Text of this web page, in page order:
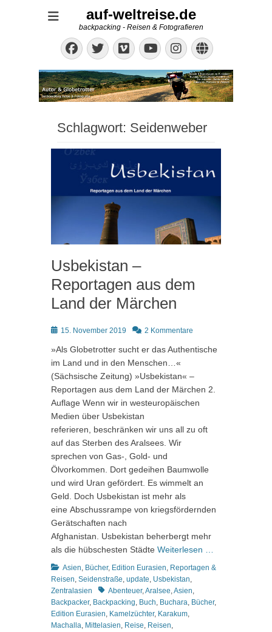
auf-weltreise.de
backpacking - Reisen & Fotografieren
Facebook
Twitter
Vimeo
YouTube
Instagram
Website
Schlagwort: Seidenweber
Usbekistan –
Reportagen aus dem
Land der Märchen
Posted15. November 2019 2 Kommentare
»Als Globetrotter sucht er das Authentische
im Land und in den Menschen…«
(Sächsische Zeitung) »Usbekistan« –
Reportagen aus dem Land der Märchen 2.
Auflage Wenn wir in westeuropäischen
Medien über Usbekistan
referieren, beschränken wir uns all zu oft
auf das Sterben des Aralsees. Wir
sprechen von Gas-, Gold- und
Ölvorkommen. Dort gedeihen Baumwolle
und wird Uran gefördert. Es wimmelt an
Geld. Doch Usbekistan ist mehr als
eine Abschussrampe von kriegsfördernden
Gerätschaften nach
Afghanistan. Usbekistan beherbergt mehr
als die hübschesten Städte Weiterlesen …
Kategorien
Asien, Bücher, Edition Eurasien, Reportagen &
Reisen, Seidenstraße, update, Usbekistan,
Zentralasien
Schlagworte
Abenteuer,Aralsee,Asien,
Backpacker, Backpacking, Buch, Buchara, Bücher,
Edition Eurasien, Kamelzüchter, Karakum,
Machalla, Mittelasien, Reise, Reisen,